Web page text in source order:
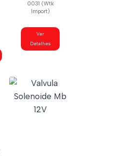
0031 (Wtk
Import)
Ver
Detalhes